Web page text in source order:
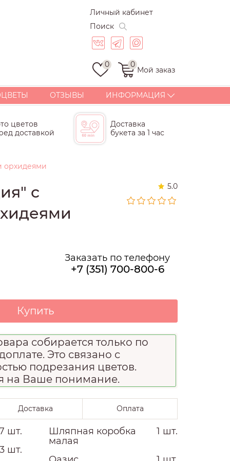
Личный кабинет
Поиск
0 0
Мой заказ
ОТЗЫВЫ
ИНФОРМАЦИЯ
ОПЛАТА
СТАТЬИ
ПОЧЕМУ МЫ?
цветов
доставкой
Доставка
букета за 1 час
орхидеями
с
5.0
Заказать по телефону
+7 (351) 700-800-6
Купить
собирается только по
Это связано с
подрезания цветов.
на Ваше понимание.
Доставка Оплата
шт.
3 шт.
Шляпная коробка
малая
1 шт.